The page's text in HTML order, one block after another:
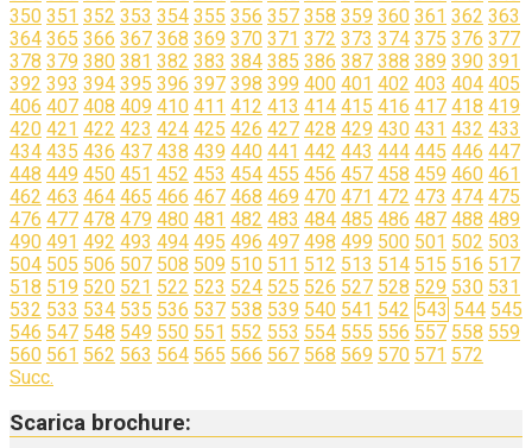
350 351 352 353 354 355 356 357 358 359 360 361 362 363
364 365 366 367 368 369 370 371 372 373 374 375 376 377
378 379 380 381 382 383 384 385 386 387 388 389 390 391
392 393 394 395 396 397 398 399 400 401 402 403 404 405
406 407 408 409 410 411 412 413 414 415 416 417 418 419
420 421 422 423 424 425 426 427 428 429 430 431 432 433
434 435 436 437 438 439 440 441 442 443 444 445 446 447
448 449 450 451 452 453 454 455 456 457 458 459 460 461
462 463 464 465 466 467 468 469 470 471 472 473 474 475
476 477 478 479 480 481 482 483 484 485 486 487 488 489
490 491 492 493 494 495 496 497 498 499 500 501 502 503
504 505 506 507 508 509 510 511 512 513 514 515 516 517
518 519 520 521 522 523 524 525 526 527 528 529 530 531
532 533 534 535 536 537 538 539 540 541 542 543 544 545
546 547 548 549 550 551 552 553 554 555 556 557 558 559
560 561 562 563 564 565 566 567 568 569 570 571 572
Succ.
Scarica brochure: